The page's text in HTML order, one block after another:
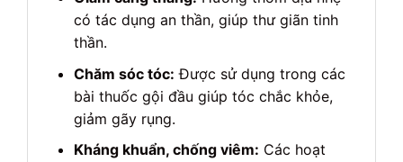
có tác dụng an thần, giúp thư giãn tinh
thần.
Chăm sóc tóc: Được sử dụng trong các
bài thuốc gội đầu giúp tóc chắc khỏe,
giảm gãy rụng.
Kháng khuẩn, chống viêm: Các hoạt